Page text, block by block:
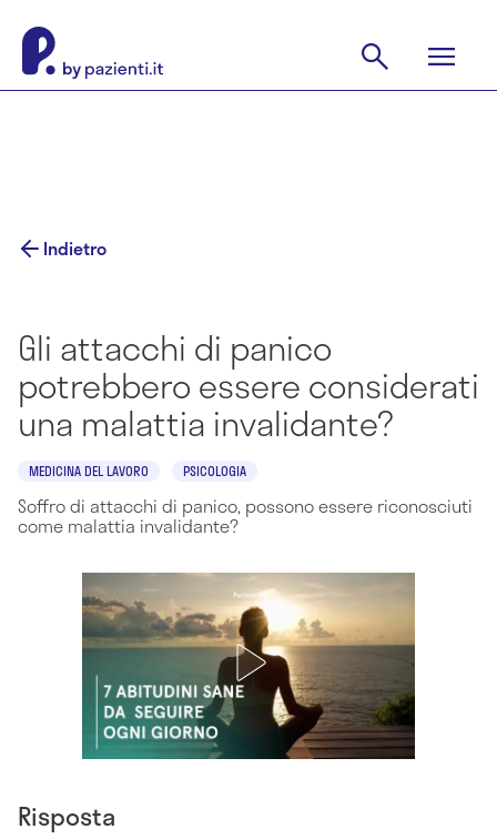
Indietro
Gli attacchi di panico
potrebbero essere considerati
una malattia invalidante?
MEDICINA DEL LAVORO PSICOLOGIA
Soffro di attacchi di panico, possono essere riconosciuti
come malattia invalidante?
Risposta